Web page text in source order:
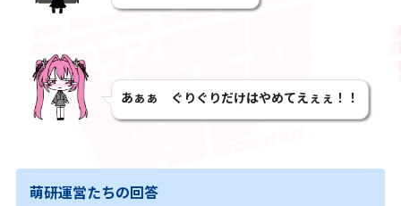
あぁぁ ぐりぐりだけはやめてえぇぇ！！
萌研運営たちの回答